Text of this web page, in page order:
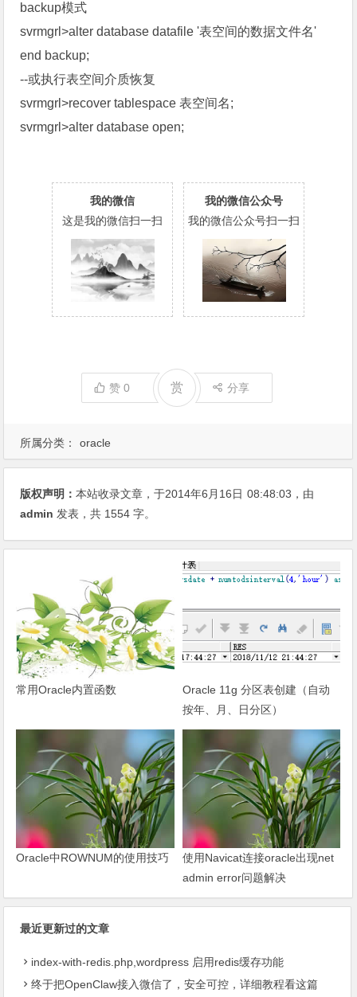
所属分类： oracle
backup模式
svrmgrl>alter database datafile '表空间的数据文件名'
end backup;
--或执行表空间介质恢复
svrmgrl>recover tablespace 表空间名;
svrmgrl>alter database open;
我的微信
这是我的微信扫一扫
我的微信公众号
我的微信公众号扫一扫
赞0 赏 分享
版权声明：本站收录文章，于2014年6月16日 08:48:03 ，由
admin 发表，共 1554 字。
常用Oracle内置函数
Oracle 11g 分区表创建（自动
按年、月、日分区）
Oracle中ROWNUM的使用技巧
使用Navicat连接oracle出现net
admin error问题解决
最近更新过的文章
index-with-redis.php,wordpress 启用redis缓存功能
终于把OpenClaw接入微信了，安全可控，详细教程看这篇